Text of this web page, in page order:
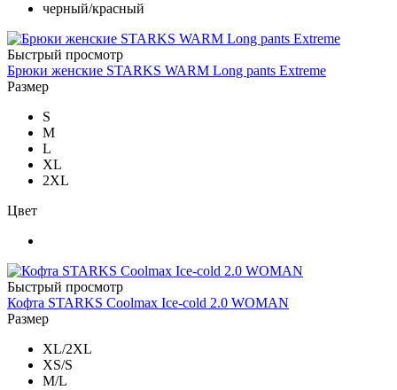
черный/красный
Быстрый просмотр
Брюки женские STARKS WARM Long pants Extreme
Размер
S
M
L
XL
2XL
Цвет
Быстрый просмотр
Кофта STARKS Coolmax Ice-cold 2.0 WOMAN
Размер
XL/2XL
XS/S
M/L